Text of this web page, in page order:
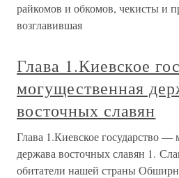
райкомов и обкомов, чекисты и
возглавившая
Глава 1.Киевское
могущественная
восточных славян
Глава 1.Киевское государство —
держава восточных славян 1.
обитатели нашей страны